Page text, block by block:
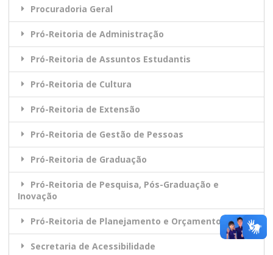
Procuradoria Geral
Pró-Reitoria de Administração
Pró-Reitoria de Assuntos Estudantis
Pró-Reitoria de Cultura
Pró-Reitoria de Extensão
Pró-Reitoria de Gestão de Pessoas
Pró-Reitoria de Graduação
Pró-Reitoria de Pesquisa, Pós-Graduação e
Inovação
Pró-Reitoria de Planejamento e Orçamento
Secretaria de Acessibilidade